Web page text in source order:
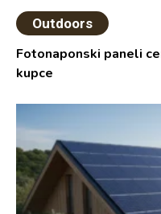
Outdoors
Fotonaponski paneli
kupce